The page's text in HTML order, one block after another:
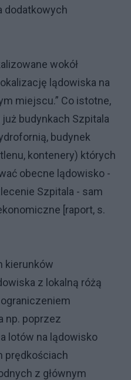
dodatkowych
wokół
lądowiska na
miejscu.” Co istotne,
budynkach Szpitala
budynek
kontenery) których
obecne lądowisko -
Szpitala - sam
[raport, s.
kierunków
z lokalną różą
np. poprzez
lotów na lądowisko
prędkościach
z głównym